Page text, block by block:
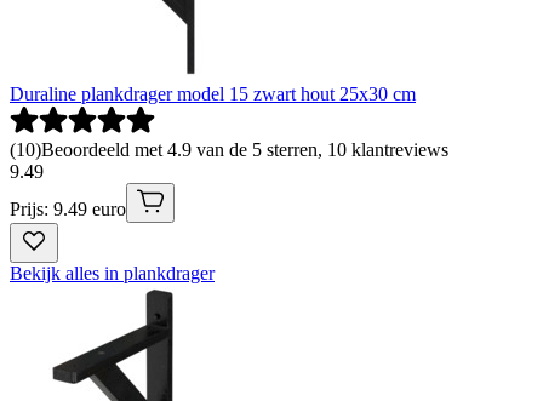
Duraline plankdrager model 15 zwart hout 25x30 cm
(10)Beoordeeld met 4.9 van de 5 sterren, 10 klantreviews
9.49
Prijs: 9.49 euro
Bekijk alles in plankdrager